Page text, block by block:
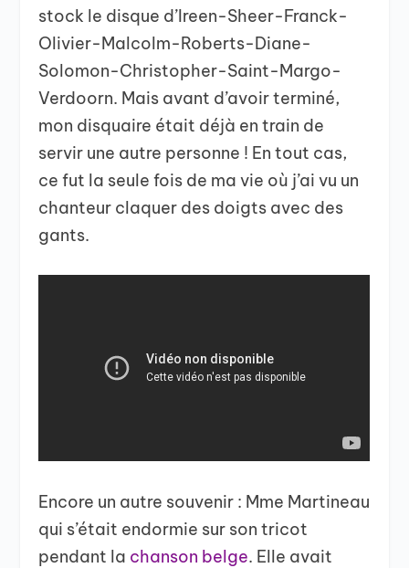
stock le disque d’Ireen-Sheer-Franck-
Olivier-Malcolm-Roberts-Diane-
Solomon-Christopher-Saint-Margo-
Verdoorn. Mais avant d’avoir terminé,
mon disquaire était déjà en train de
servir une autre personne ! En tout cas,
ce fut la seule fois de ma vie où j’ai vu un
chanteur claquer des doigts avec des
gants.
Encore un autre souvenir : Mme Martineau
qui s’était endormie sur son tricot
pendant la chanson belge. Elle avait